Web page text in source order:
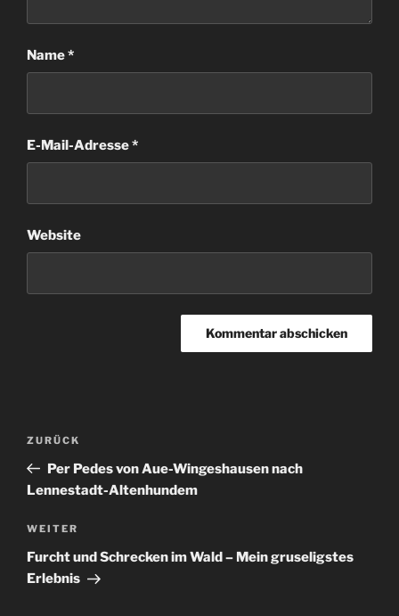
Name*
E-Mail-Adresse*
Website
Beitragsnavigation
Vorheriger
Beitrag
ZURÜCK
Per Pedes von Aue-Wingeshausen nach
Lennestadt-Altenhundem
Nächster
Beitrag
WEITER
Furcht und Schrecken im Wald – Mein gruseligstes
Erlebnis